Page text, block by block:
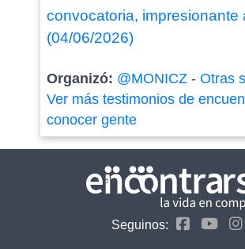
convocatoria, impresionante
(04/06/2026)
Organizó: @MONICZ- Otras
Ver más testimonios de
conocer gente
Seguinos: